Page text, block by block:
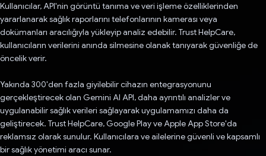
Kullanıcılar, API'nin görüntü tanıma ve veri işleme özelliklerinden
yararlanarak sağlık raporlarını telefonlarının kamerası veya
dokümanları aracılığıyla yükleyip analiz edebilir. Trust HelpCare,
kullanıcıların verilerini anında silmesine olanak tanıyarak güvenliğe de
öncelik verir.
Yakında 300'den fazla giyilebilir cihazın entegrasyonunu
gerçekleştirecek olan Gemini AI API, daha ayrıntılı analizler ve
uygulanabilir sağlık verileri sağlayarak uygulamamızı daha da
geliştirecek. Trust HelpCare, Google Play ve Apple App Store'da
reklamsız olarak sunulur. Kullanıcılara ve ailelerine güvenli ve kapsamlı
bir sağlık yönetimi aracı sunar.